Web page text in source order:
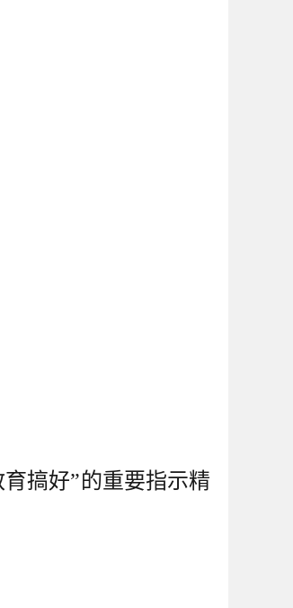
搞好”的重要指示精